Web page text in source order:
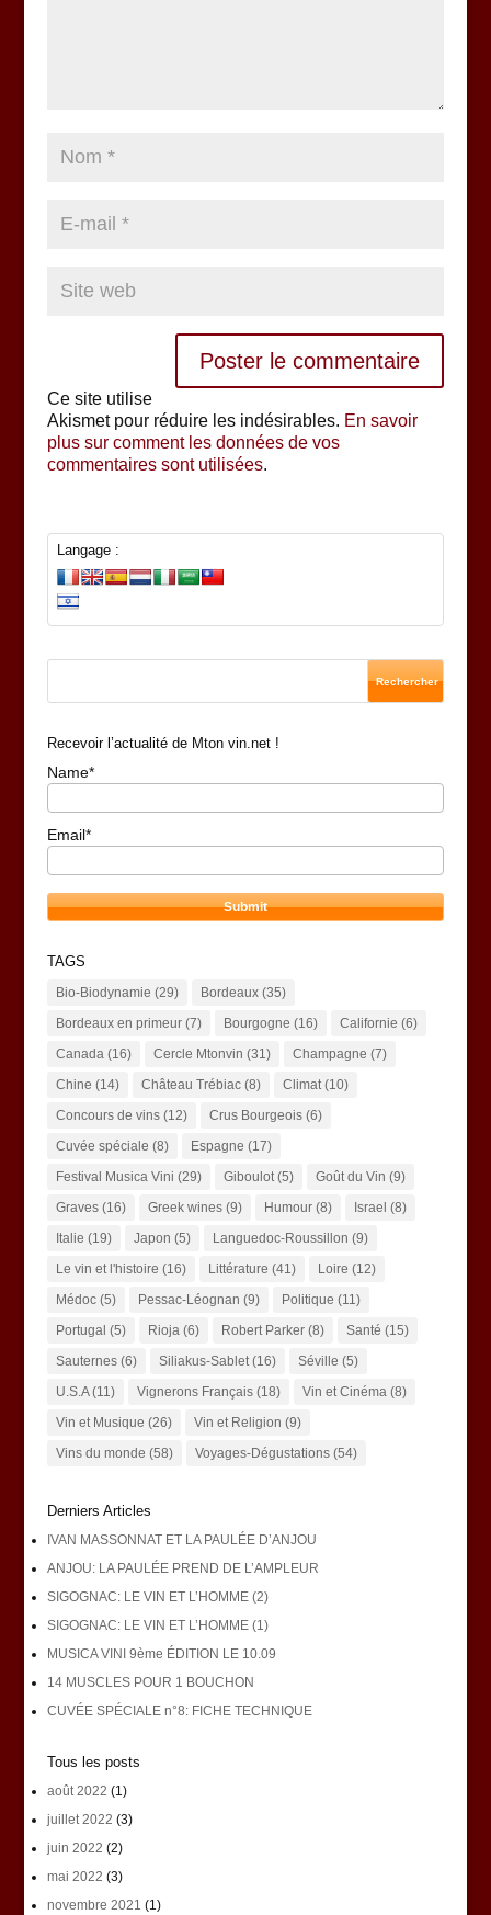
Ce site utilise
Akismet pour réduire les indésirables. En savoir
plus sur comment les données de vos
commentaires sont utilisées.
Langage :
Recevoir l’actualité de Mton vin.net !
Name*
Email*
TAGS
Bio-Biodynamie (29) Bordeaux(35)
Bordeaux en primeur(7) Bourgogne (16) Californie (6)
Canada(16) Cercle Mtonvin (31) Champagne (7)
Chine (14) Château Trébiac(8) Climat(10)
Concours de vins(12) Crus Bourgeois(6)
Cuvée spéciale (8) Espagne (17)
Festival Musica Vini (29) Giboulot(5) Goût du Vin (9)
Graves(16) Greek wines(9) Humour(8) Israel (8)
Italie (19) Japon (5) Languedoc-Roussillon (9)
Le vin et l'histoire (16) Littérature (41) Loire (12)
Médoc(5) Pessac-Léognan (9) Politique (11)
Portugal (5) Rioja(6) Robert Parker(8) Santé (15)
Sauternes(6) Siliakus-Sablet(16) Séville (5)
U.S.A(11) Vignerons Français(18) Vin et Cinéma(8)
Vin et Musique (26) Vin et Religion (9)
Vins du monde (58) Voyages-Dégustations(54)
Derniers Articles
IVAN MASSONNAT ET LA PAULÉE D’ANJOU
ANJOU: LA PAULÉE PREND DE L’AMPLEUR
SIGOGNAC: LE VIN ET L’HOMME (2)
SIGOGNAC: LE VIN ET L’HOMME (1)
MUSICA VINI 9ème ÉDITION LE 10.09
14 MUSCLES POUR 1 BOUCHON
CUVÉE SPÉCIALE n°8: FICHE TECHNIQUE
Tous les posts
août 2022 (1)
juillet 2022 (3)
juin 2022 (2)
mai 2022 (3)
novembre 2021 (1)